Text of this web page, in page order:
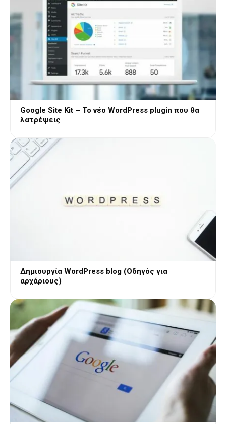
Google Site Kit – Το νέο WordPress plugin που θα
λατρέψεις
Δημιουργία WordPress blog (Οδηγός για
αρχάριους)